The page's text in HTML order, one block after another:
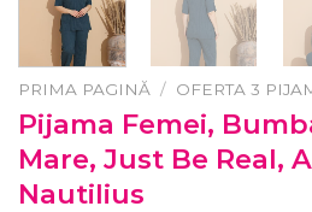
PRIMA PAGINĂ / OFERTA 3
Pijama Femei,
Mare, Just Be Real,
Nautilius